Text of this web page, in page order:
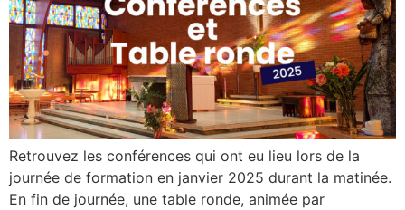
Retrouvez les conférences qui ont eu lieu lors de la
journée de formation en janvier 2025 durant la matinée.
En fin de journée, une table ronde, animée par